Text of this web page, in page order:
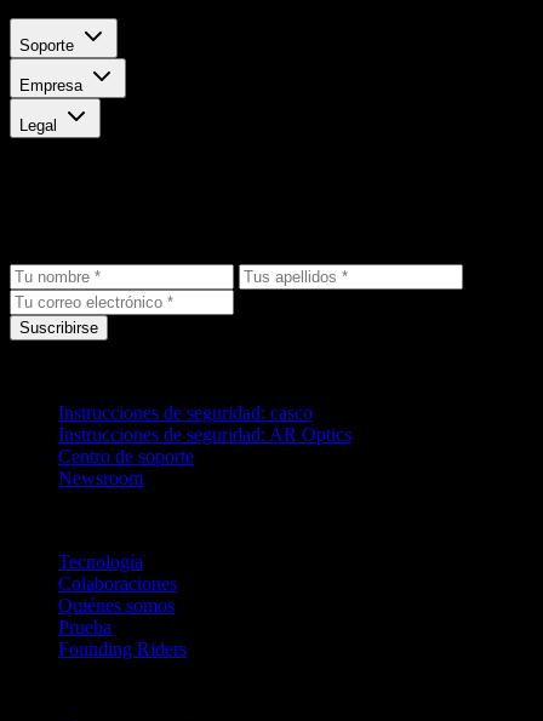
Soporte
Empresa
Legal
Suscribirse
Instrucciones de seguridad: casco
Instrucciones de seguridad: AR Optics
Centro de soporte
Newsroom
Tecnología
Colaboraciones
Quiénes somos
Prueba
Founding Riders